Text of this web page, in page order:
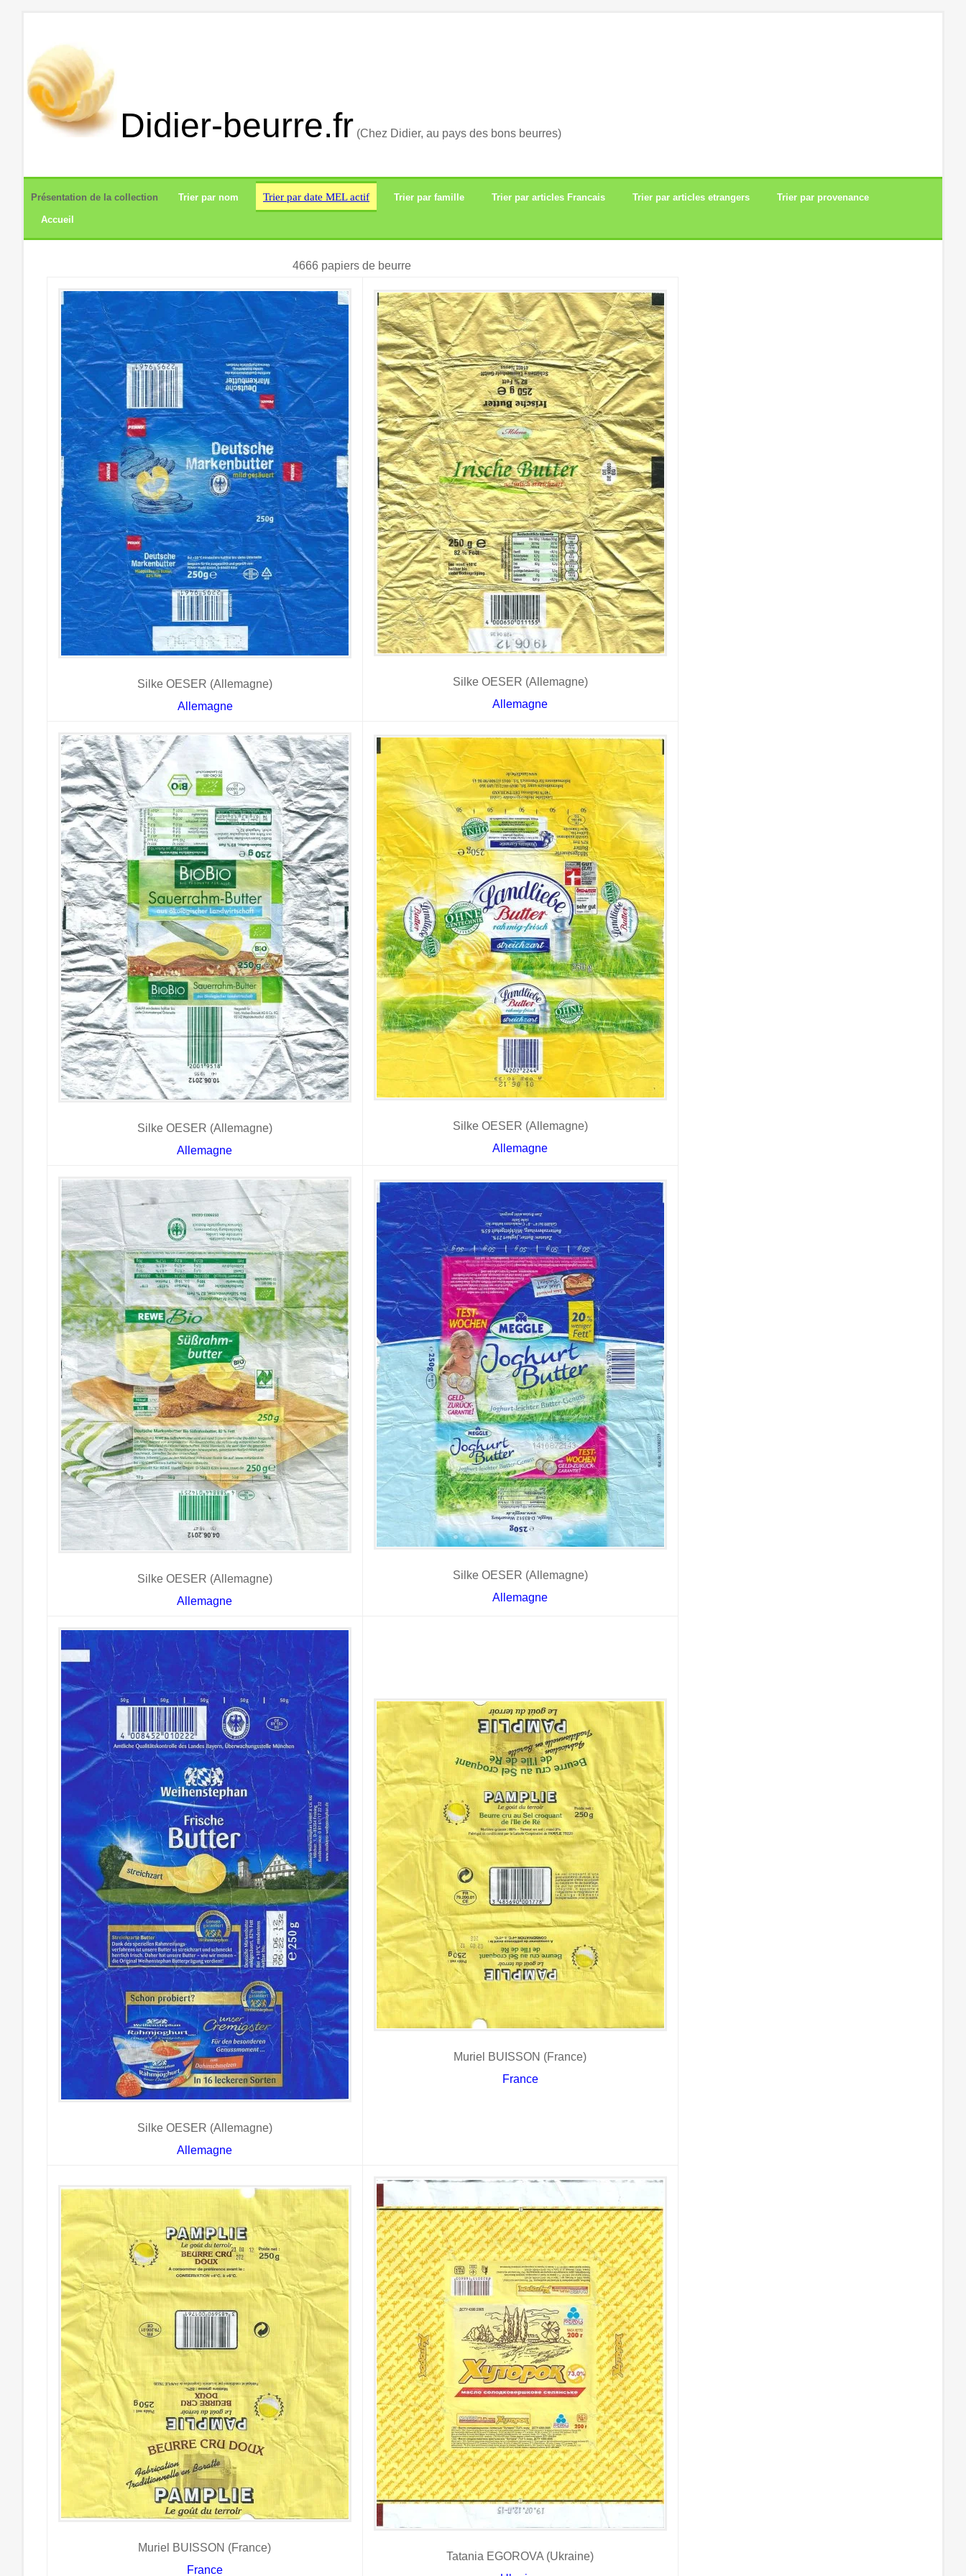
Didier-beurre.fr (Chez Didier, au pays des bons beurres)
Présentation de la collection Trier par nom Trier par date MEL actif Trier par famille Trier par articles Francais Trier par articles etrangers Trier par provenance
Accueil
4666 papiers de beurre
Silke OESER (Allemagne)
Allemagne
Silke OESER (Allemagne)
Allemagne
Silke OESER (Allemagne)
Allemagne
Silke OESER (Allemagne)
Allemagne
Silke OESER (Allemagne)
Allemagne
Silke OESER (Allemagne)
Allemagne
Silke OESER (Allemagne)
Allemagne
Muriel BUISSON (France)
France
Muriel BUISSON (France)
France
Tatania EGOROVA (Ukraine)